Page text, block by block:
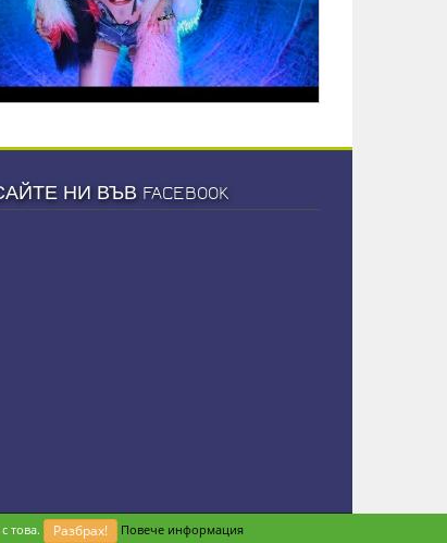
НИ ВЪВ FACEBOOK
това. Разбрах! Повече информация